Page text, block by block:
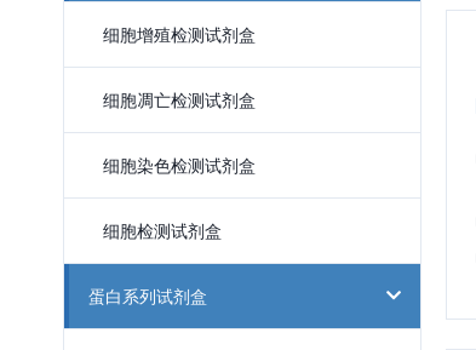
细胞增殖检测试剂盒
细胞凋亡检测试剂盒
细胞染色检测试剂盒
细胞检测试剂盒
蛋白系列试剂盒